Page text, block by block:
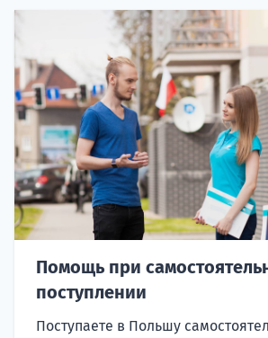
Помощь при
поступлении
Поступаете в Польшу